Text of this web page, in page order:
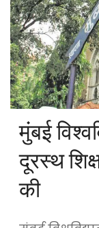
मुंबई
दूरस्थ
की